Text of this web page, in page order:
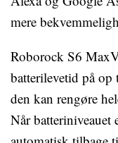
mere
Roborock S6
batterilevetid på
den kan rengøre
Når batteriniveauet